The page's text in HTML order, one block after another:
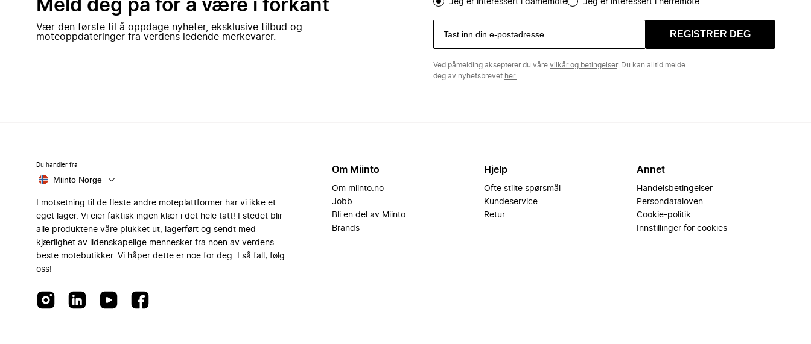
Meld deg på for å være i forkant
Vær den første til å oppdage nyheter, eksklusive tilbud og
moteoppdateringer fra verdens ledende merkevarer.
Jeg er interessert i damemote Jeg er interessert i herremote
REGISTRER DEG
Ved påmelding aksepterer du våre vilkår og betingelser. Du kan alltid melde
deg av nyhetsbrevet her.
Du handler fra
Miinto Norge
I motsetning til de fleste andre moteplattformer har vi ikke et
eget lager. Vi eier faktisk ingen klær i det hele tatt! I stedet blir
alle produktene våre plukket ut, lagerført og sendt med
kjærlighet av lidenskapelige mennesker fra noen av verdens
beste motebutikker. Vi håper dette er noe for deg. I så fall, følg
oss!
Om Miinto
Om miinto.no
Jobb
Bli en del av Miinto
Brands
Hjelp
Ofte stilte spørsmål
Kundeservice
Retur
Annet
Handelsbetingelser
Persondataloven
Cookie-politik
Innstillinger for cookies